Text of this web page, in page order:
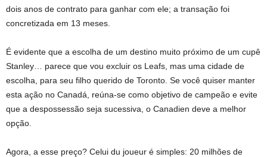
dois anos de contrato para ganhar com ele; a transação foi
concretizada em 13 meses.
É evidente que a escolha de um destino muito próximo de um cupê
Stanley… parece que vou excluir os Leafs, mas uma cidade de
escolha, para seu filho querido de Toronto. Se você quiser manter
esta ação no Canadá, reúna-se como objetivo de campeão e evite
que a despossessão seja sucessiva, o Canadien deve a melhor
opção.
Agora, a esse preço? Celui du joueur é simples: 20 milhões de